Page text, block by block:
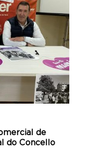
de
do Concello